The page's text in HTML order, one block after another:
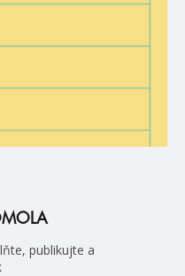
publikujte a